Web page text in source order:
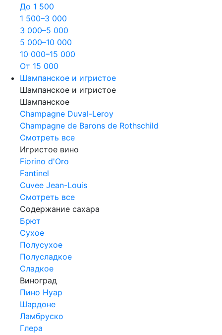
До 1 500
1 500–3 000
3 000–5 000
5 000–10 000
10 000–15 000
От 15 000
Шампанское и игристое
Шампанское и игристое
Шампанское
Champagne Duval-Leroy
Champagne de Barons de Rothschild
Смотреть все
Игристое вино
Fiorino d'Oro
Fantinel
Cuvee Jean-Louis
Смотреть все
Содержание сахара
Брют
Сухое
Полусухое
Полусладкое
Сладкое
Виноград
Пино Нуар
Шардоне
Ламбруско
Глера